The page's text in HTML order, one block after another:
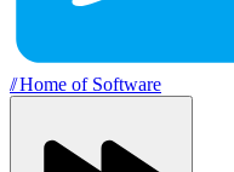
//Home of Software